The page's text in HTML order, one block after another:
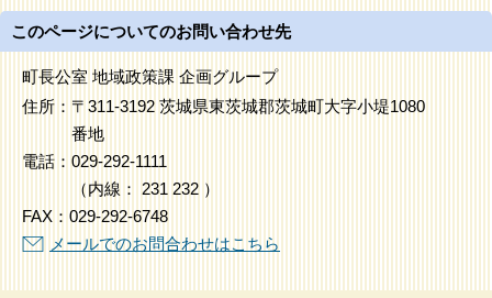
このページについてのお問い合わせ先
町長公室 地域政策課 企画グループ
住所： 〒311-3192 茨城県東茨城郡茨城町大字小堤1080
番地
電話： 029-292-1111
（内線 ： 231 232 ）
FAX： 029-292-6748
メールでのお問合わせはこちら